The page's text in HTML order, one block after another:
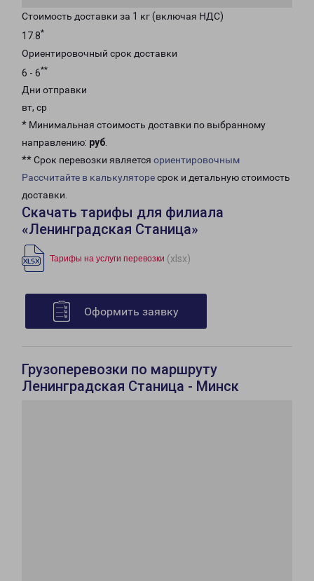
Стоимость доставки за 1 кг (включая НДС)
17.8*
Ориентировочный срок доставки
6 - 6**
Дни отправки
вт, ср
* Минимальная стоимость доставки по выбранному
направлению: руб.
** Срок перевозки является ориентировочным
Рассчитайте в калькуляторесрок и детальную стоимость
доставки.
Скачать тарифы для филиала
«Ленинградская Станица»
Тарифы на услуги перевозки (xlsx)
Оформить заявку
Грузоперевозки по маршруту
Ленинградская Станица - Минск